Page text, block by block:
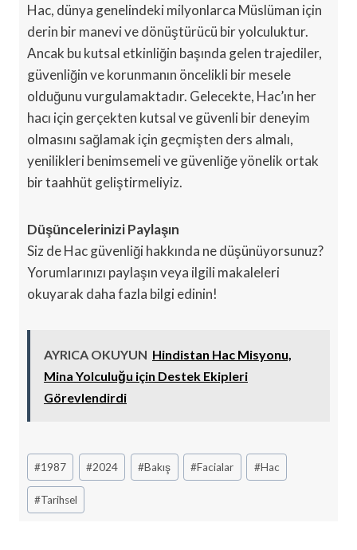
Hac, dünya genelindeki milyonlarca Müslüman için
derin bir manevi ve dönüştürücü bir yolculuktur.
Ancak bu kutsal etkinliğin başında gelen trajediler,
güvenliğin ve korunmanın öncelikli bir mesele
olduğunu vurgulamaktadır. Gelecekte, Hac’ın her
hacı için gerçekten kutsal ve güvenli bir deneyim
olmasını sağlamak için geçmişten ders almalı,
yenilikleri benimsemeli ve güvenliğe yönelik ortak
bir taahhüt geliştirmeliyiz.
Düşüncelerinizi Paylaşın
Siz de Hac güvenliği hakkında ne düşünüyorsunuz?
Yorumlarınızı paylaşın veya ilgili makaleleri
okuyarak daha fazla bilgi edinin!
AYRICA OKUYUN Hindistan Hac Misyonu,
Mina Yolculuğu için Destek Ekipleri
Görevlendirdi
Post
Tags:
#1987 #2024 #Bakış #Facialar #Hac
#Tarihsel